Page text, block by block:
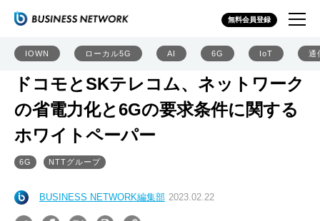
無料会員登録
IOWN ローカル5G AI 6G IoT 通
ドコモとSKテレコム、ネットワーク
の省電力化と6Gの要求条件に関する
ホワイトペーパー
6G NTTグループ
BUSINESS NETWORK編集部 2023.02.22